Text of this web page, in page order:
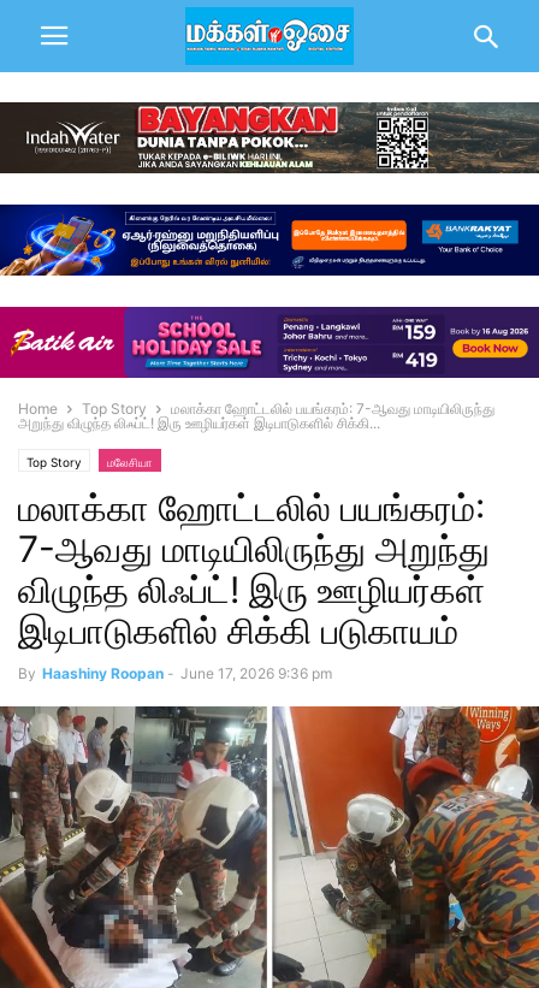
Home Top Story
மலாக்கா ஹோட்டலில் பயங்கரம்: 7-ஆவது மாடியிலிருந்து
அறுந்து விழுந்த லிஃப்ட்! இரு ஊழியர்கள் இடிபாடுகளில் சிக்கி...
Top Story மலேசியா
மலாக்கா ஹோட்டலில் பயங்கரம்:
7-ஆவது மாடியிலிருந்து அறுந்து
விழுந்த லிஃப்ட்! இரு ஊழியர்கள்
இடிபாடுகளில் சிக்கி படுகாயம்
By Haashiny Roopan - June 17, 2026 9:36 pm